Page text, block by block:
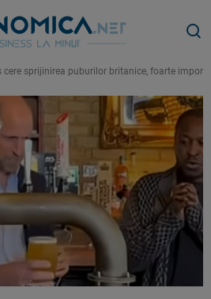
cere sprijinirea puburilor britanice, foarte